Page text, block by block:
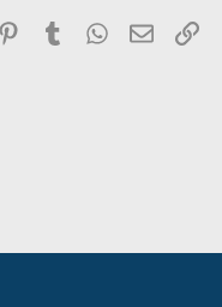
PinterestTumblr WhatsApp